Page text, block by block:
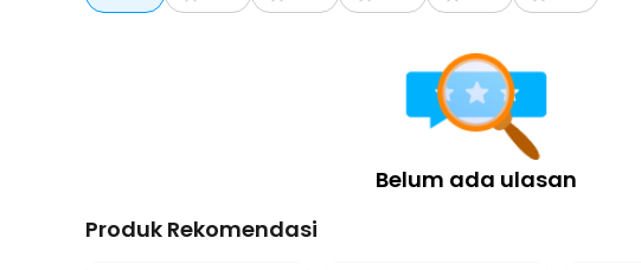
Belum ada ulasan
Produk Rekomendasi